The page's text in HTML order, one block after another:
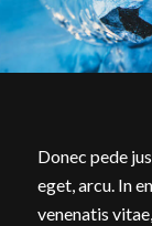
Donec pede
eget, arcu. In
venenatis